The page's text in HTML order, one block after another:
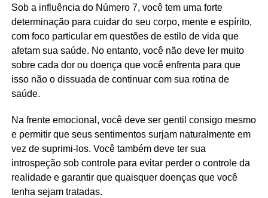
Sob a influência do Número 7, você tem uma forte
determinação para cuidar do seu corpo, mente e espírito,
com foco particular em questões de estilo de vida que
afetam sua saúde. No entanto, você não deve ler muito
sobre cada dor ou doença que você enfrenta para que
isso não o dissuada de continuar com sua rotina de
saúde.
Na frente emocional, você deve ser gentil consigo mesmo
e permitir que seus sentimentos surjam naturalmente em
vez de suprimi-los. Você também deve ter sua
introspeção sob controle para evitar perder o controle da
realidade e garantir que quaisquer doenças que você
tenha sejam tratadas.